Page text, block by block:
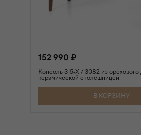
152 990 ₽
Консоль 315-X / 3082 из орехового
керамической столешницей
В КОРЗИНУ